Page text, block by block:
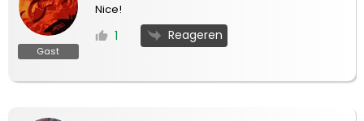
Gast
Nice!
1 Reageren